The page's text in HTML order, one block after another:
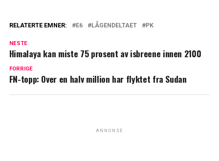
RELATERTE EMNER: E6 LÅGENDELTAET PK
NESTE
Himalaya kan miste 75 prosent av isbreene innen 2100
FORRIGE
FN-topp: Over en halv million har flyktet fra Sudan
ANNONSE